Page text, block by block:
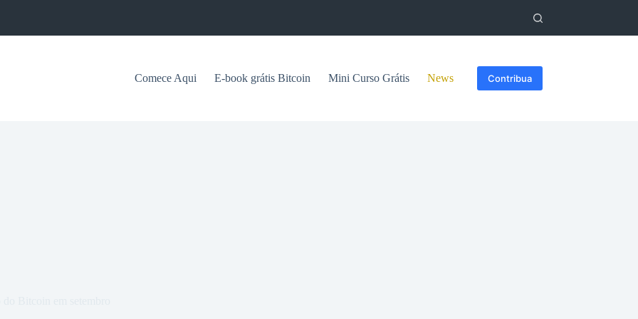
Comece Aqui E-book grátis Bitcoin Mini Curso Grátis News Contribua